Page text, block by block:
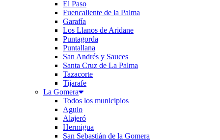
El Paso
Fuencaliente de la Palma
Garafía
Los Llanos de Aridane
Puntagorda
Puntallana
San Andrés y Sauces
Santa Cruz de La Palma
Tazacorte
Tijarafe
La Gomera
Todos los municipios
Agulo
Alajeró
Hermigua
San Sebastián de la Gomera